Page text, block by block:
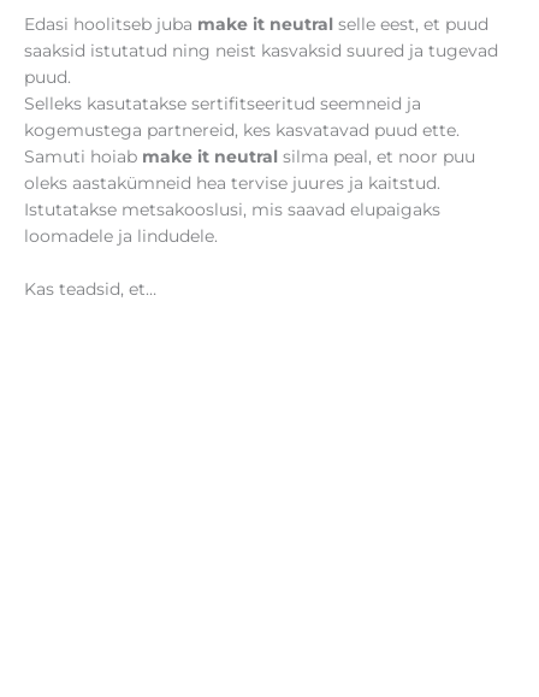
Edasi hoolitseb juba make it neutral selle eest, et puud
saaksid istutatud ning neist kasvaksid suured ja tugevad
puud.
Selleks kasutatakse sertifitseeritud seemneid ja
kogemustega partnereid, kes kasvatavad puud ette.
Samuti hoiab make it neutral silma peal, et noor puu
oleks aastakümneid hea tervise juures ja kaitstud.
Istutatakse metsakooslusi, mis saavad elupaigaks
loomadele ja lindudele.
Kas teadsid, et…